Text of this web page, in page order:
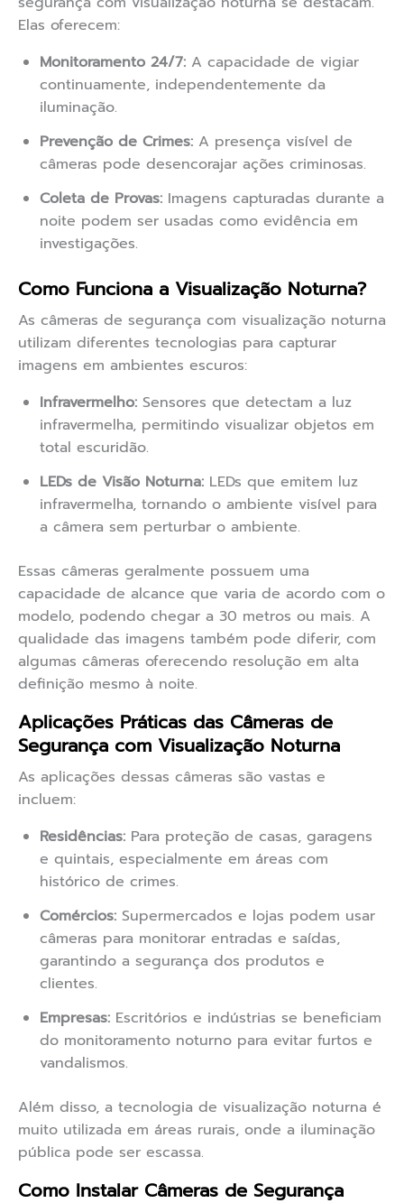
Elas oferecem:
Monitoramento 24/7: A capacidade de vigiar
continuamente, independentemente da
iluminação.
Prevenção de Crimes: A presença visível de
câmeras pode desencorajar ações criminosas.
Coleta de Provas: Imagens capturadas durante a
noite podem ser usadas como evidência em
investigações.
Como Funciona a Visualização Noturna?
As câmeras de segurança com visualização noturna
utilizam diferentes tecnologias para capturar
imagens em ambientes escuros:
Infravermelho: Sensores que detectam a luz
infravermelha, permitindo visualizar objetos em
total escuridão.
LEDs de Visão Noturna: LEDs que emitem luz
infravermelha, tornando o ambiente visível para
a câmera sem perturbar o ambiente.
Essas câmeras geralmente possuem uma
capacidade de alcance que varia de acordo com o
modelo, podendo chegar a 30 metros ou mais. A
qualidade das imagens também pode diferir, com
algumas câmeras oferecendo resolução em alta
definição mesmo à noite.
Aplicações Práticas das Câmeras de
Segurança com Visualização Noturna
As aplicações dessas câmeras são vastas e
incluem:
Residências: Para proteção de casas, garagens
e quintais, especialmente em áreas com
histórico de crimes.
Comércios: Supermercados e lojas podem usar
câmeras para monitorar entradas e saídas,
garantindo a segurança dos produtos e
clientes.
Empresas: Escritórios e indústrias se beneficiam
do monitoramento noturno para evitar furtos e
vandalismos.
Além disso, a tecnologia de visualização noturna é
muito utilizada em áreas rurais, onde a iluminação
pública pode ser escassa.
Como Instalar Câmeras de Segurança